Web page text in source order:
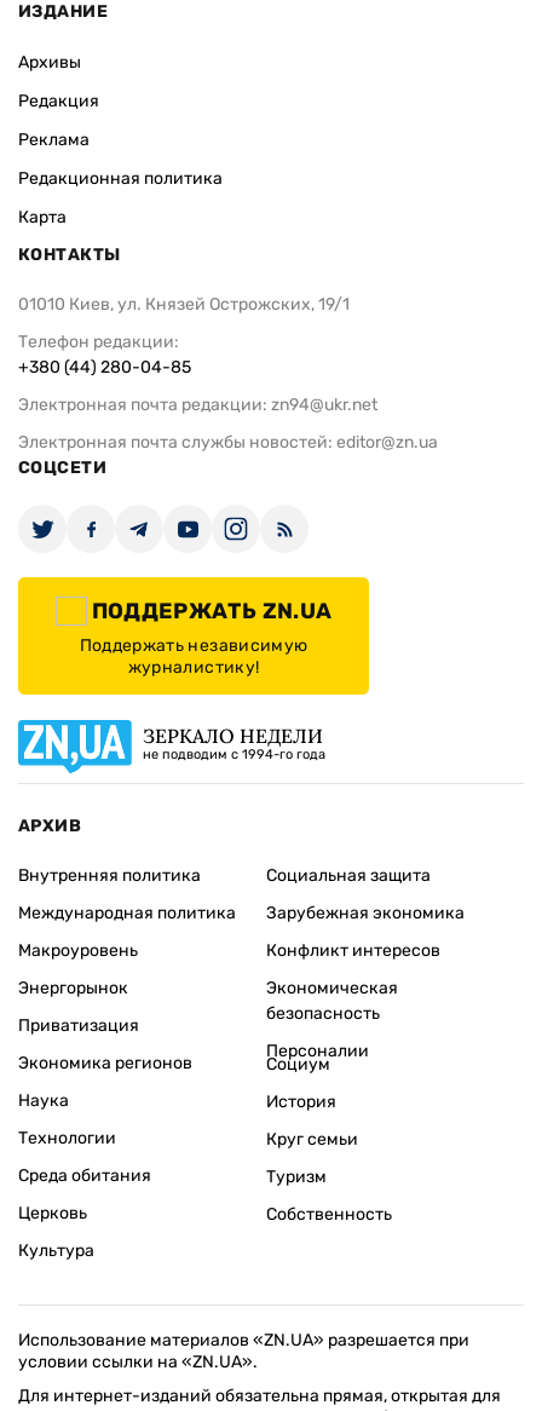
ИЗДАНИЕ
Архивы
Редакция
Реклама
Редакционная политика
Карта
КОНТАКТЫ
01010 Киев, ул. Князей Острожских, 19/1
Телефон редакции:
+380 (44) 280-04-85
Электронная почта редакции: zn94@ukr.net
Электронная почта службы новостей: editor@zn.ua
СОЦСЕТИ
ПОДДЕРЖАТЬ ZN.UA
Поддержать независимую
журналистику!
ЗЕРКАЛО НЕДЕЛИ
не подводим с 1994-го года
АРХИВ
Внутренняя политика
Международная политика
Макроуровень
Энергорынок
Приватизация
Экономика регионов
Социальная защита
Зарубежная экономика
Конфликт интересов
Экономическая
безопасность
Персоналии
Наука
Технологии
Среда обитания
Церковь
Культура
Социум
История
Круг семьи
Туризм
Собственность
Использование материалов «ZN.UA» разрешается при
условии ссылки на «ZN.UA».
Для интернет-изданий обязательна прямая, открытая для